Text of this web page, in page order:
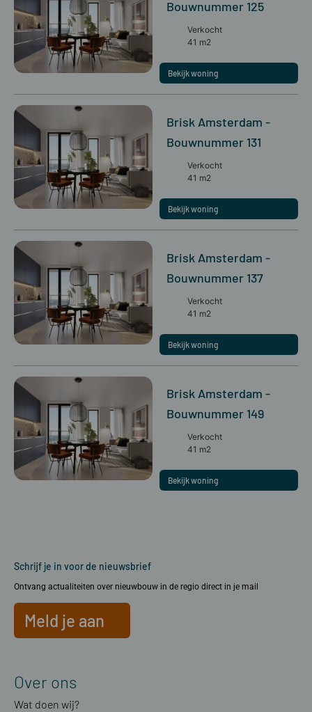
Bouwnummer 125
Verkocht
41 m2
Bekijk woning
Brisk Amsterdam -
Bouwnummer 131
Verkocht
41 m2
Bekijk woning
Brisk Amsterdam -
Bouwnummer 137
Verkocht
41 m2
Bekijk woning
Brisk Amsterdam -
Bouwnummer 149
Verkocht
41 m2
Bekijk woning
Schrijf je in voor de nieuwsbrief
Ontvang actualiteiten over nieuwbouw in de regio direct in je mail
Meld je aan
Over ons
Wat doen wij?